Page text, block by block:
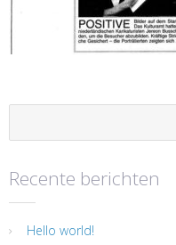
Recente berichten
Hello world!